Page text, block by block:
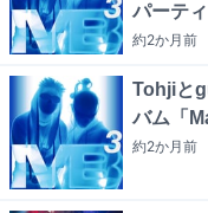
パーティ
約2か月前
Tohjiと
バム「
約2か月前